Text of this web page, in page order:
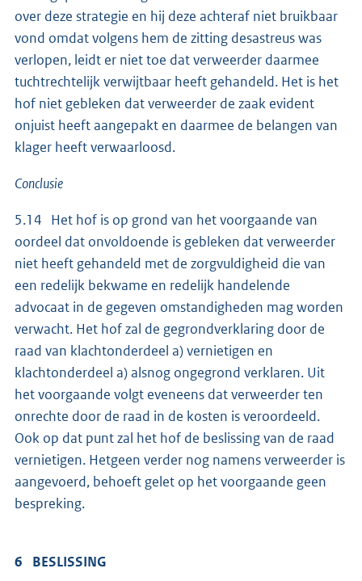
over deze strategie en hij deze achteraf niet bruikbaar
vond omdat volgens hem de zitting desastreus was
verlopen, leidt er niet toe dat verweerder daarmee
tuchtrechtelijk verwijtbaar heeft gehandeld. Het is het
hof niet gebleken dat verweerder de zaak evident
onjuist heeft aangepakt en daarmee de belangen van
klager heeft verwaarloosd.
Conclusie
5.14 Het hof is op grond van het voorgaande van
oordeel dat onvoldoende is gebleken dat verweerder
niet heeft gehandeld met de zorgvuldigheid die van
een redelijk bekwame en redelijk handelende
advocaat in de gegeven omstandigheden mag worden
verwacht. Het hof zal de gegrondverklaring door de
raad van klachtonderdeel a) vernietigen en
klachtonderdeel a) alsnog ongegrond verklaren. Uit
het voorgaande volgt eveneens dat verweerder ten
onrechte door de raad in de kosten is veroordeeld.
Ook op dat punt zal het hof de beslissing van de raad
vernietigen. Hetgeen verder nog namens verweerder is
aangevoerd, behoeft gelet op het voorgaande geen
bespreking.
6 BESLISSING